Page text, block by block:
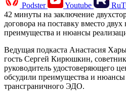
Podster Youtube
42 минуты на заключение
договора на поставку вместо
преимущества и нюансы
Ведущая подкаста Анастасия
гость Сергей Кирюшкин,
руководитель удостоверяющего
обсудили преимущества и нюансы
трансграничного ЭДО.